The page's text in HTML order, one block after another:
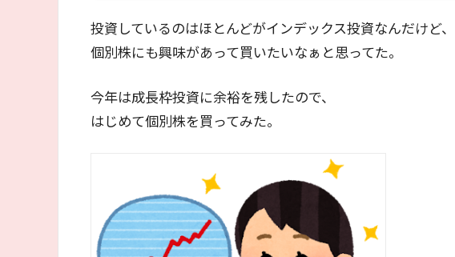
投資しているのはほとんどがインデックス投資なんだけど、
個別株にも興味があって買いたいなぁと思ってた。
今年は成長枠投資に余裕を残したので、
はじめて個別株を買ってみた。